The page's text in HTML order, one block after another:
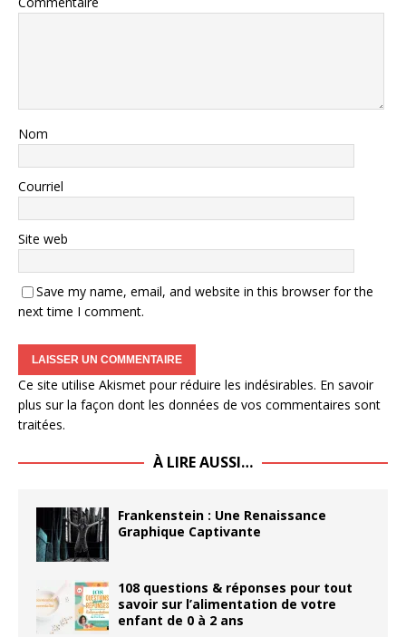
Nom
Courriel
Site web
Save my name, email, and website in this browser for the
next time I comment.
Ce site utilise Akismet pour réduire les indésirables. En savoir
plus sur la façon dont les données de vos commentaires sont
traitées.
À LIRE AUSSI…
Frankenstein : Une Renaissance
Graphique Captivante
108 questions & réponses pour tout
savoir sur l’alimentation de votre
enfant de 0 à 2 ans